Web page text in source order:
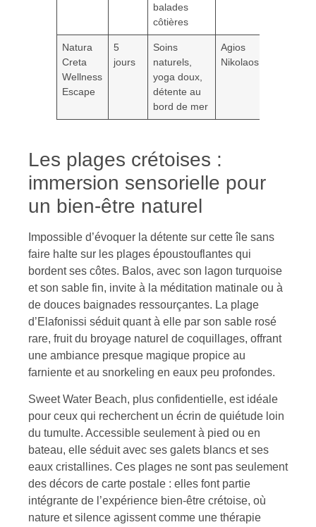
balades
côtières
Natura
Creta
Wellness
Escape
5
jours
Soins
naturels,
yoga doux,
détente au
bord de mer
Agios
Nikolaos
Les plages crétoises :
immersion sensorielle pour
un bien-être naturel
Impossible d’évoquer la détente sur cette île sans
faire halte sur les plages époustouflantes qui
bordent ses côtes. Balos, avec son lagon turquoise
et son sable fin, invite à la méditation matinale ou à
de douces baignades ressourçantes. La plage
d’Elafonissi séduit quant à elle par son sable rosé
rare, fruit du broyage naturel de coquillages, offrant
une ambiance presque magique propice au
farniente et au snorkeling en eaux peu profondes.
Sweet Water Beach, plus confidentielle, est idéale
pour ceux qui recherchent un écrin de quiétude loin
du tumulte. Accessible seulement à pied ou en
bateau, elle séduit avec ses galets blancs et ses
eaux cristallines. Ces plages ne sont pas seulement
des décors de carte postale : elles font partie
intégrante de l’expérience bien-être crétoise, où
nature et silence agissent comme une thérapie